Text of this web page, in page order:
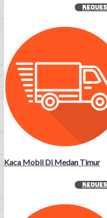
Kaca Mobil Di Medan Timur